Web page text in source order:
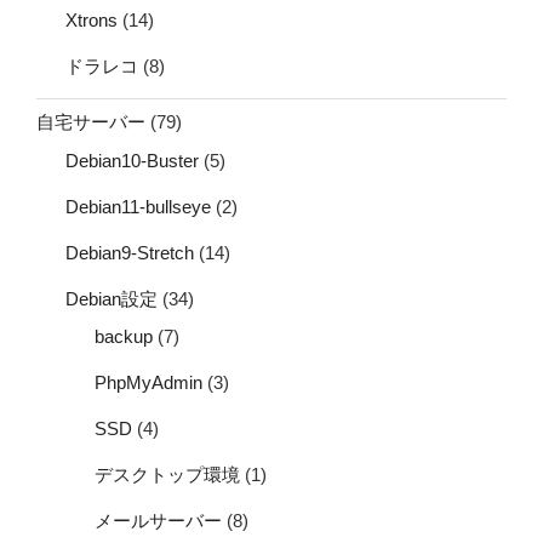
Xtrons (14)
ドラレコ (8)
自宅サーバー (79)
Debian10-Buster (5)
Debian11-bullseye (2)
Debian9-Stretch (14)
Debian設定 (34)
backup (7)
PhpMyAdmin (3)
SSD (4)
デスクトップ環境 (1)
メールサーバー (8)